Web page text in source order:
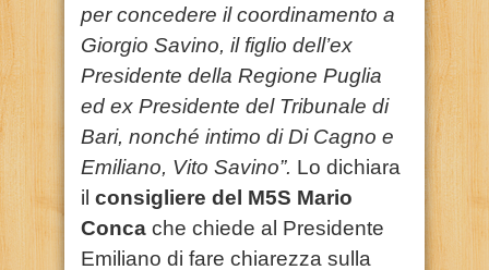
per concedere il coordinamento a
Giorgio Savino, il figlio dell’ex
Presidente della Regione Puglia
ed ex Presidente del Tribunale di
Bari, nonché intimo di Di Cagno e
Emiliano, Vito Savino”. Lo dichiara
il consigliere del M5S Mario
Conca che chiede al Presidente
Emiliano di fare chiarezza sulla